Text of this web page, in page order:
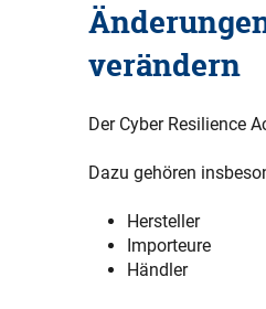
verändern
Der Cyber Resilience
Dazu gehören
Hersteller
Importeure
Händler